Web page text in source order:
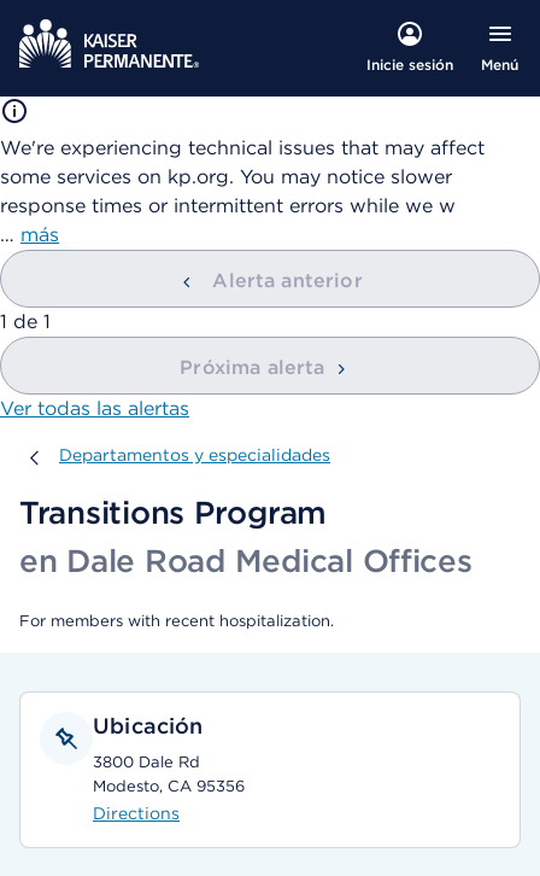
Inicie sesión Menú
We're experiencing technical issues that may affect
some services on kp.org. You may notice slower
response times or intermittent errors while we w
… más
Alerta anterior
mostrando
1 de 1
Próxima alerta
Ver todas las alertas
Departamentos y especialidades
Departamentos y especialidades
Transitions Program
en Dale Road Medical Offices
For members with recent hospitalization.
Ubicación
3800 Dale Rd
Modesto, CA 95356
Directions